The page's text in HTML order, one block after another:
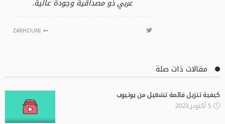
عربي ذو مصداقية وجودة عالية.
ZARHOUNI
مقالات ذات صلة
كيفية تنزيل قائمة تشغيل من يوتيوب
5 أكتوبر,2023